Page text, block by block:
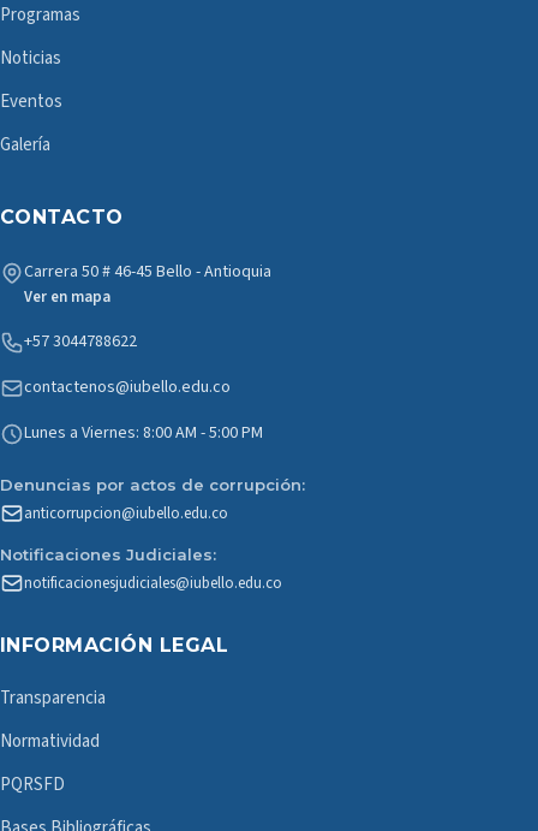
Programas
Noticias
Eventos
Galería
CONTACTO
Carrera 50 # 46-45 Bello - Antioquia
Ver en mapa
+57 3044788622
contactenos@iubello.edu.co
Lunes a Viernes: 8:00 AM - 5:00 PM
Denuncias por actos de corrupción:
anticorrupcion@iubello.edu.co
Notificaciones Judiciales:
notificacionesjudiciales@iubello.edu.co
INFORMACIÓN LEGAL
Transparencia
Normatividad
PQRSFD